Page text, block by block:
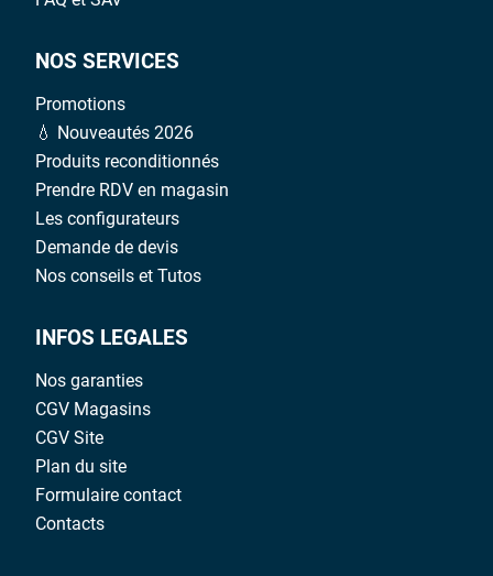
NOS SERVICES
Promotions
💧 Nouveautés 2026
Produits reconditionnés
Prendre RDV en magasin
Les configurateurs
Demande de devis
Nos conseils et Tutos
INFOS LEGALES
Nos garanties
CGV Magasins
CGV Site
Plan du site
Formulaire contact
Contacts